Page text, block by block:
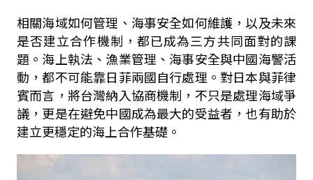
相關海域如何管理、海事安全如何維護，以及未來
是否建立合作機制，都已成為三方共同面對的課
題。海上執法、漁業管理、海事安全與中國海警活
動，都不可能靠日菲兩國自行處理。對日本與菲律
賓而言，將台灣納入協商機制，不只是處理海域爭
議，更是在避免中國成為最大的受益者，也有助於
建立更穩定的海上合作基礎。